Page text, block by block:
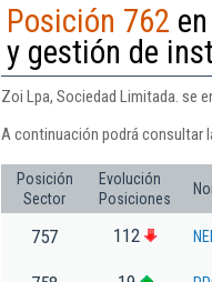
Posición 762
y gestión de
Zoi Lpa, Sociedad Limitada. se
A continuación podrá consultar
Posición
Sector
Evolución
Posiciones
757 112